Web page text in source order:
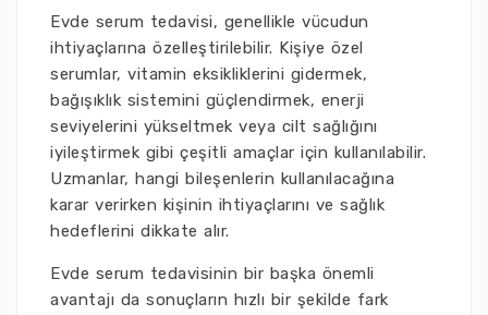
Evde serum tedavisi, genellikle vücudun
ihtiyaçlarına özelleştirilebilir. Kişiye özel
serumlar, vitamin eksikliklerini gidermek,
bağışıklık sistemini güçlendirmek, enerji
seviyelerini yükseltmek veya cilt sağlığını
iyileştirmek gibi çeşitli amaçlar için kullanılabilir.
Uzmanlar, hangi bileşenlerin kullanılacağına
karar verirken kişinin ihtiyaçlarını ve sağlık
hedeflerini dikkate alır.
Evde serum tedavisinin bir başka önemli
avantajı da sonuçların hızlı bir şekilde fark